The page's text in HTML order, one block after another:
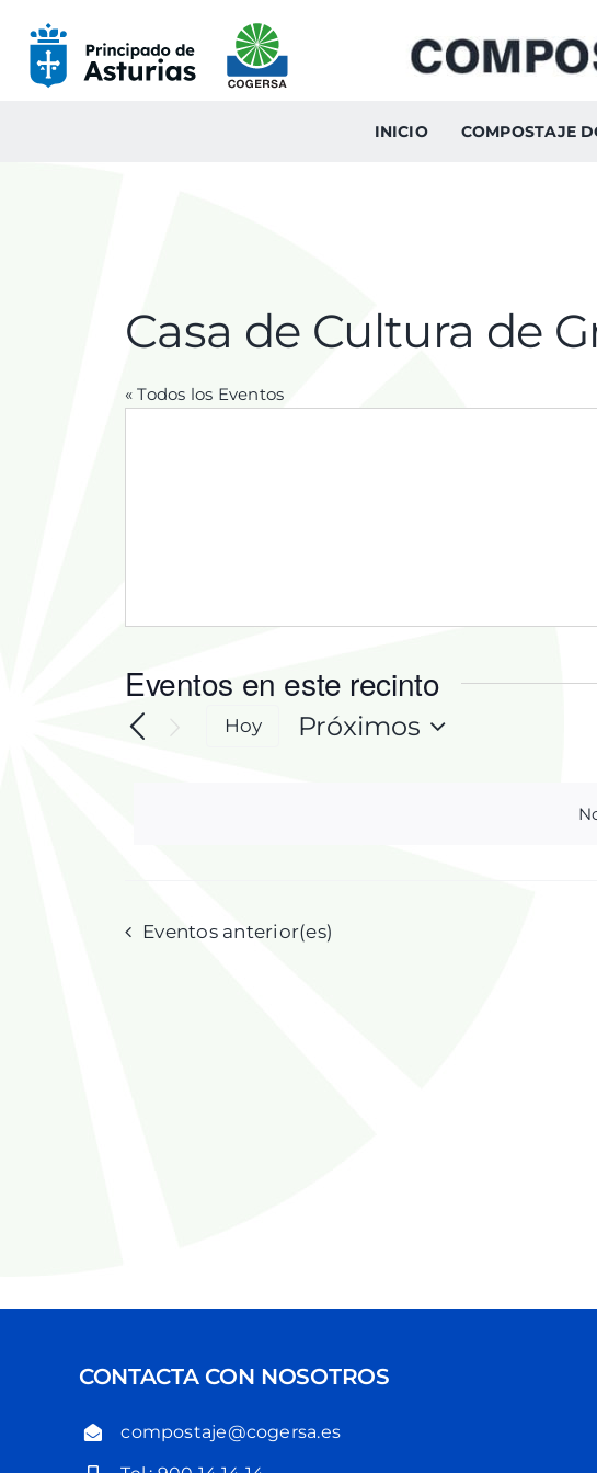
content
INICIO COMPOSTAJE
Casa de Cultura de
« Todos los Eventos
Eventos en este recinto
Hoy
Próximos
Eventosanterior(es)
CONTACTA CON NOSOTROS
compostaje@cogersa.es